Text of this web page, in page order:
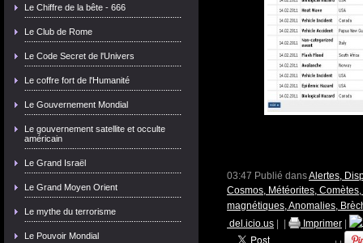
Le Chiffre de la bête - 666
Le Club de Rome
Le Code Secret de l'Univers
Le coffre fort de l'Humanité
Le Gouvernement Mondial
Le gouvernement satellite et occulte
américain
Le Grand Israël
Le Grand Moyen Orient
Le mythe du terrorisme
Le Pouvoir Mondial
03:47 Publié dansAlertes,
Cosmos, Météorites,
magnétiques, Anomalies,
del.icio.us
Imprimer